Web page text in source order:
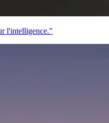
l'intelligence."